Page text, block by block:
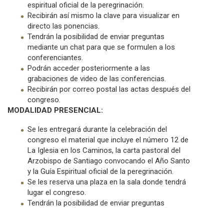
espiritual oficial de la peregrinación.
Recibirán así mismo la clave para visualizar en
directo las ponencias.
Tendrán la posibilidad de enviar preguntas
mediante un chat para que se formulen a los
conferenciantes.
Podrán acceder posteriormente a las
grabaciones de video de las conferencias.
Recibirán por correo postal las actas después del
congreso.
MODALIDAD PRESENCIAL:
Se les entregará durante la celebración del
congreso el material que incluye el número 12 de
La Iglesia en los Caminos, la carta pastoral del
Arzobispo de Santiago convocando el Año Santo
y la Guía Espiritual oficial de la peregrinación.
Se les reserva una plaza en la sala donde tendrá
lugar el congreso.
Tendrán la posibilidad de enviar preguntas